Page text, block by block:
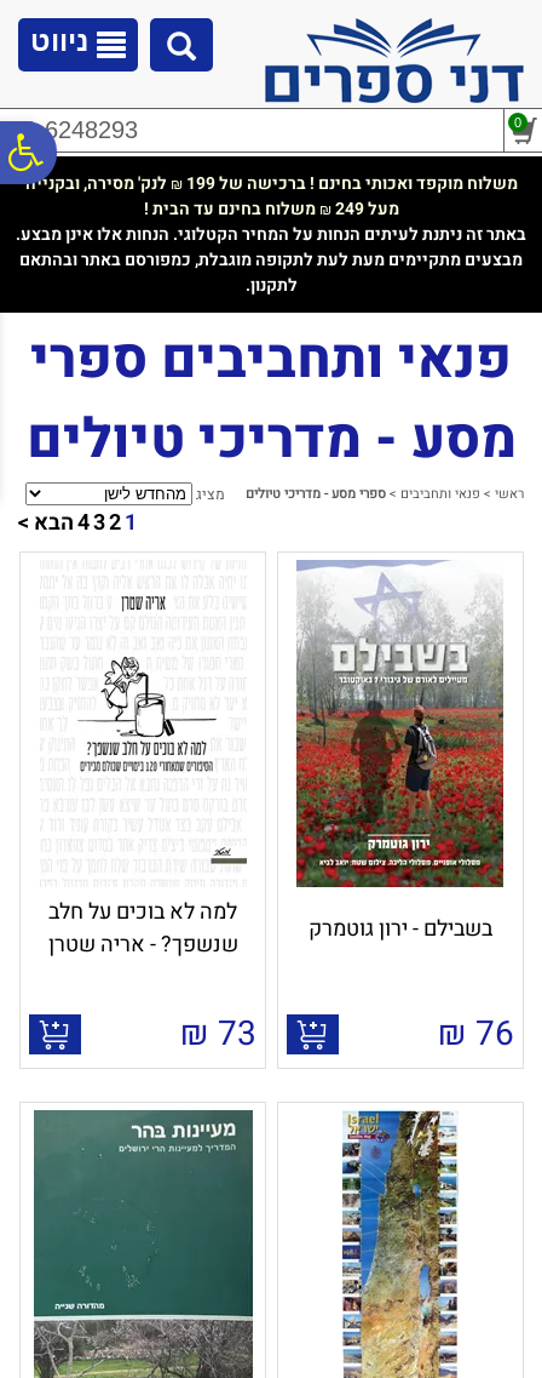
נגישות
ניווט
02-6248293 0
משלוח מוקפד ואכותי בחינם ! ברכישה של 199 ₪ לנק' מסירה, ובקנייה
מעל 249
₪משלוח בחינם עד הבית !
באתר זה ניתנת לעיתים הנחות על המחיר הקטלוגי. הנחות אלו אינן מבצע.
מבצעים מתקיימים מעת לעת לתקופה מוגבלת, כמפורסם באתר ובהתאם
לתקנון.
פנאי ותחביבים ספרי
מסע - מדריכי טיולים
ראשי > פנאי ותחביבים >ספרי מסע - מדריכי טיולים מציג
1
2
3
4הבא >
בשבילם - ירון גוטמרק
76
₪
למה לא בוכים על חלב
שנשפך? - אריה שטרן
73
₪